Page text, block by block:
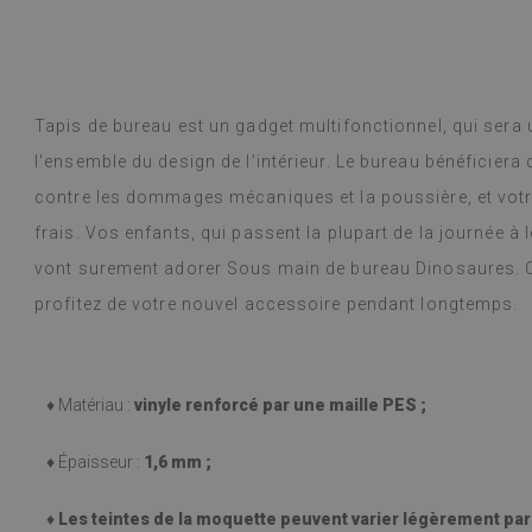
Tapis de bureau est un gadget multifonctionnel, qui sera
l'ensemble du design de l’intérieur. Le bureau
contre les dommages mécaniques et la poussière, et
frais. Vos enfants, qui passent la plupart de la journée à
vont surement adorer Sous main de bureau Dinosaures.
profitez de votre nouvel accessoire pendant longtemps.
♦ Matériau : vinyle renforcé par une maille PES ;
♦ Épaisseur : 1,6 mm ;
♦ Les teintes de la moquette peuvent varier légèrement
et
fantastique. Je
autocollant
utilise depuis
cuisinant
(pendant les
problème.
tache. Je les